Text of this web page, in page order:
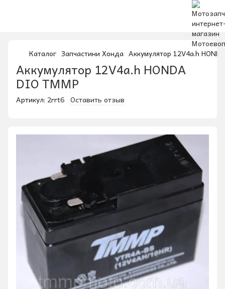
Каталог Запчастини Хонда Аккумулятор 12V4a.h
Аккумулятор 12V4a.h HONDA
DIO ТММР
Артикул: 2rrt6 Оставить отзыв